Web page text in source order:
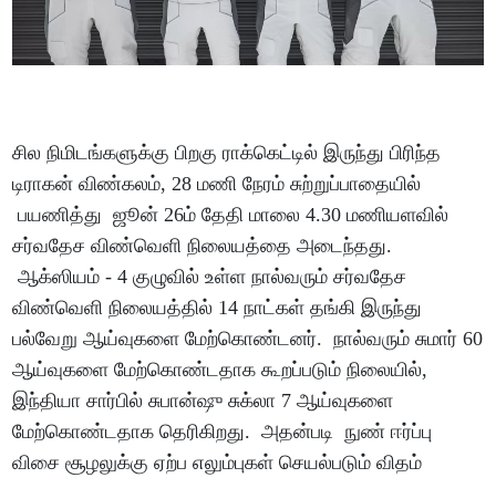
சில நிமிடங்களுக்கு பிறகு ராக்கெட்டில் இருந்து பிரிந்த
டிராகன் விண்கலம், 28 மணி நேரம் சுற்றுப்பாதையில்
பயணித்து ஜூன் 26ம் தேதி மாலை 4.30 மணியளவில்
சர்வதேச விண்வெளி நிலையத்தை அடைந்தது.
ஆக்ஸியம் - 4 குழுவில் உள்ள நால்வரும் சர்வதேச
விண்வெளி நிலையத்தில் 14 நாட்கள் தங்கி இருந்து
பல்வேறு ஆய்வுகளை மேற்கொண்டனர். நால்வரும் சுமார் 60
ஆய்வுகளை மேற்கொண்டதாக கூறப்படும் நிலையில்,
இந்தியா சார்பில் சுபான்ஷு சுக்லா 7 ஆய்வுகளை
மேற்கொண்டதாக தெரிகிறது. அதன்படி நுண் ஈர்ப்பு
விசை சூழலுக்கு ஏற்ப எலும்புகள் செயல்படும் விதம்